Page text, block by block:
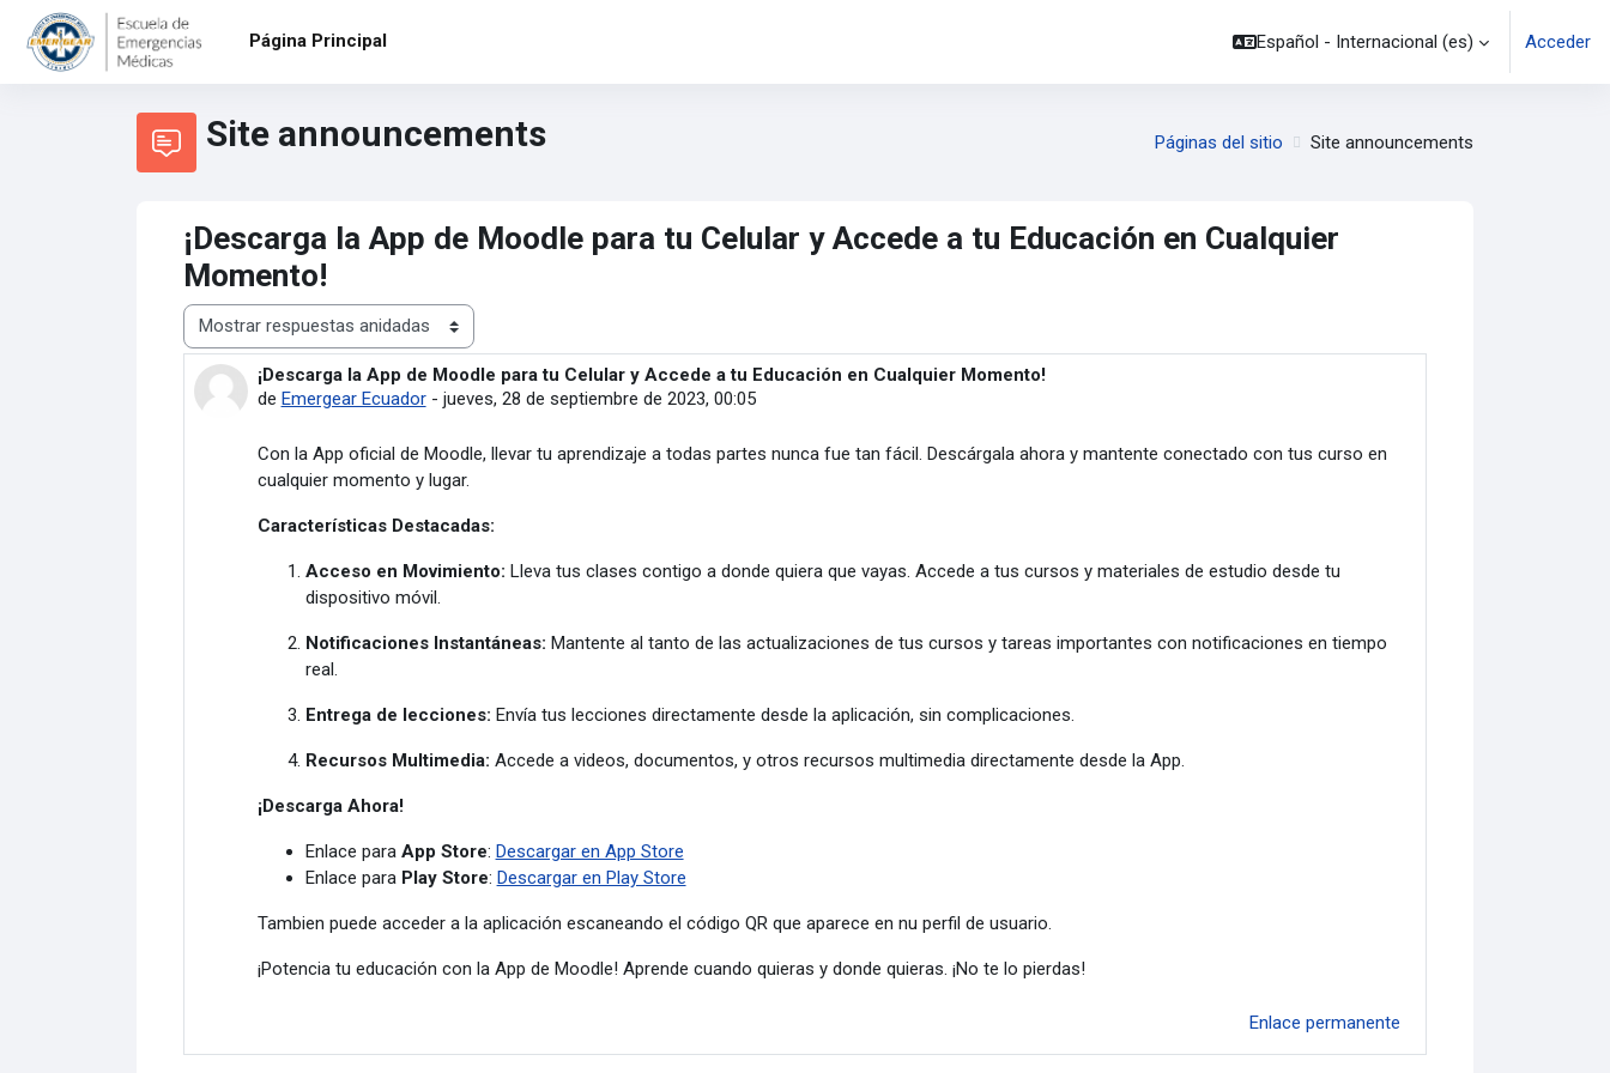
Salta al contenido principal
Página Principal
Español - Internacional ‎(es)‎ Acceder
Site announcements Páginas del sitio Site announcements
¡Descarga la App de Moodle para tu Celular y Accede a tu Educación en Cualquier
Momento!
Mostrar modo
¡Descarga la App de Moodle para tu Celular y Accede a tu Educación en Cualquier Momento!
de Emergear Ecuador- jueves, 28 de septiembre de 2023, 00:05
Número de respuestas: 0
Con la App oficial de Moodle, llevar tu aprendizaje a todas partes nunca fue tan fácil. Descárgala ahora y mantente conectado con tus curso en
cualquier momento y lugar.
Características Destacadas:
Acceso en Movimiento: Lleva tus clases contigo a donde quiera que vayas. Accede a tus cursos y materiales de estudio desde tu
dispositivo móvil.
Notificaciones Instantáneas: Mantente al tanto de las actualizaciones de tus cursos y tareas importantes con notificaciones en tiempo
real.
Entrega de lecciones: Envía tus lecciones directamente desde la aplicación, sin complicaciones.
Recursos Multimedia: Accede a videos, documentos, y otros recursos multimedia directamente desde la App.
¡Descarga Ahora!
Enlace para App Store: Descargar en App Store
Enlace para Play Store: Descargar en Play Store
Tambien puede acceder a la aplicación escaneando el código QR que aparece en nu perfil de usuario.
¡Potencia tu educación con la App de Moodle! Aprende cuando quieras y donde quieras. ¡No te lo pierdas!
Enlace permanente